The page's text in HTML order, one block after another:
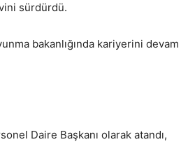
sürdürdü.
bakanlığında kariyerini devam
Daire Başkanı olarak atandı,